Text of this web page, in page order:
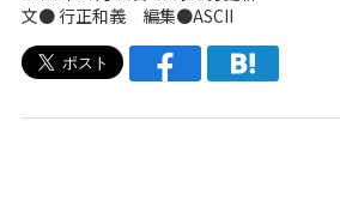
文● 行正和義 編集●ASCII